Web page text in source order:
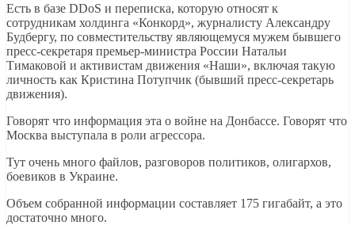
Есть в базе DDoS и переписка, которую относят к
сотрудникам холдинга «Конкорд», журналисту Александру
Будбергу, по совместительству являющемуся мужем бывшего
пресс-секретаря премьер-министра России Натальи
Тимаковой и активистам движения «Наши», включая такую
личность как Кристина Потупчик (бывший пресс-секретарь
движения).
Говорят что информация эта о войне на Донбассе. Говорят что
Москва выступала в роли агрессора.
Тут очень много файлов, разговоров политиков, олигархов,
боевиков в Украине.
Объем собранной информации составляет 175 гигабайт, а это
достаточно много.